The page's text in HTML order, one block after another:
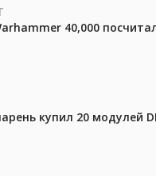
40,000
купил 20 модулей